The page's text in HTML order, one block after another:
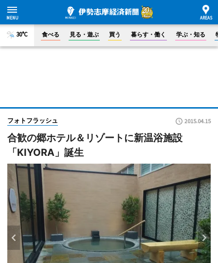
30°C 食べる 見る・遊ぶ 買う 暮らす・働く 学ぶ・知る
フォトフラッシュ 2015.04.15
合歓の郷ホテル＆リゾートに新温浴施設
「KIYORA」誕生